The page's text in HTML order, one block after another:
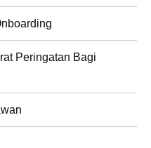
Peringatan Bagi